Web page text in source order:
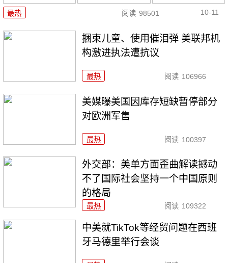
最热 阅读 98501 10-11
捆束儿童、使用催泪弹 美联邦机
构激进执法遭抗议
最热 阅读 106966
美媒曝美国因库存短缺暂停部分
对欧洲军售
最热 阅读 100397
外交部：美单方面歪曲解读撼动
不了国际社会坚持一个中国原则
的格局
最热 阅读 109322
中美就TikTok等经贸问题在西班
牙马德里举行会谈